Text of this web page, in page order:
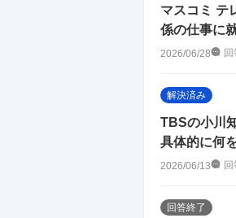
マスコミ テ
係の仕事に
2026/06/28 回
解決済み
TBSの小川
具体的に何
2026/06/13 回
回答終了